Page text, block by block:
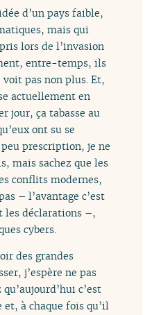
d’un pays faible,
mais qui
lors de l’invasion
entre-temps, ils
pas non plus. Et,
actuellement en
jour, ça tabasse au
ont su se
prescription, je ne
mais sachez que les
conflits modernes,
– l’avantage c’est
les déclarations –,
cybers.
des grandes
j’espère ne pas
c’est
à chaque fois qu’il